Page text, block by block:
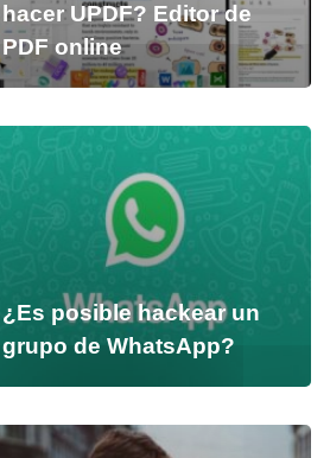
hacer UPDF? Editor de
PDF online
¿Es posible hackear un
grupo de WhatsApp?